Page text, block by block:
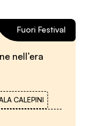
nell’era
Fuori Festival
CALEPINI